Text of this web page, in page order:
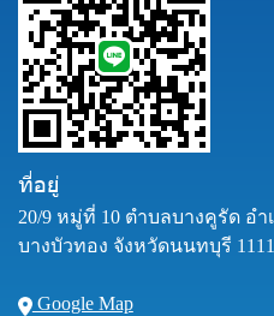
ที่อยู่
20/9 หมู่ที่ 10 ตำบลบางคูรัด อำ
บางบัวทอง จังหวัดนนทบุรี
Google Map